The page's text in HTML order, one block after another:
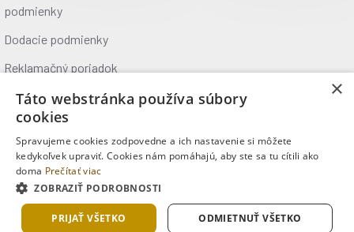
podmienky
Dodacie podmienky
Reklamačný poriadok
Ochrana údajov
Kontakt
Kde nás nájdete
Copyright © 2025, MOVECO s.r.o., Všetky práva vyhradené
×
Táto webstránka používa súbory
cookies
Spravujeme cookies zodpovedne a ich nastavenie si môžete
kedykoľvek upraviť. Cookies nám pomáhajú, aby ste sa tu cítili ako
doma Prečítať viac
ZOBRAZIŤ PODROBNOSTI
PRIJAŤ VŠETKO ODMIETNUŤ VŠETKO